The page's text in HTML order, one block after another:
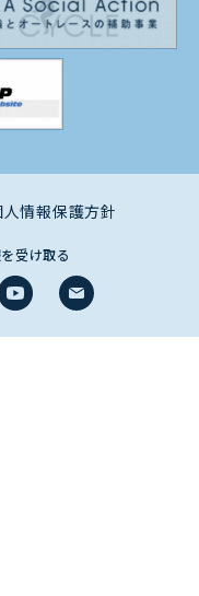
人情報保護方針
受け取る